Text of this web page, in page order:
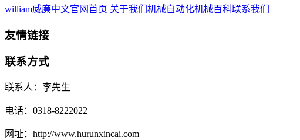
william威廉中文官网首页 关于我们 机械自动化机械百科联系我们
友情链接
联系方式
联系人：李先生
电话：0318-8222022
网址：http://www.hurunxincai.com